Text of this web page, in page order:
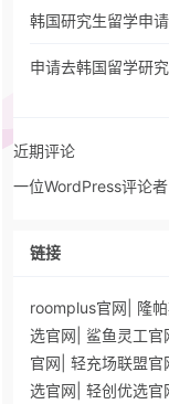
韩国研究生留学申
申请去韩国留学研
近期评论
一位WordPress评论者
链接
roomplus官网 隆
选官网
鲨鱼灵工官
官网 轻充场联盟官
选官网 轻创优选官